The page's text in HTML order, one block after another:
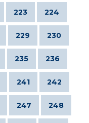
223 224
229 230
235 236
241 242
247 248